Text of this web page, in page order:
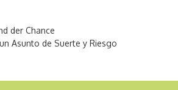
der Chance
Asunto de Suerte y Riesgo